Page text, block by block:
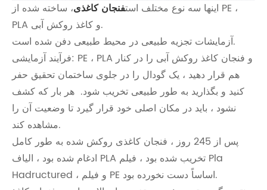
اینها سه نوع مختلف استفنجان کاغذی، ساخته شده از PE ،
PLA و کاغذ روکش آبی.
آزمایشات تجزیه طبیعی در محیط طبیعی دفن شده است.
فرآیند آزمایشی: PE ، PLA و فنجان کاغذ روکش آبی را در کنار
هم قرار دهید ، یک گودال را در جلوی ساختمان تحقیق حفر
کنید و بگذارید به طور طبیعی تخریب شود. هر بار که کشف
نشود ، باید در مکان اصلی خود قرار گیرد تا وضعیت آن را
مشاهده کند.
پس از 245 روز ، فنجان کاغذی روکش شده به طور کامل
ادغام شده بود ، الیاف PLA تخریب شده بود ، فیلم Pla
Hadructured ، و فیلم PE اساساً دست نخورده بود.